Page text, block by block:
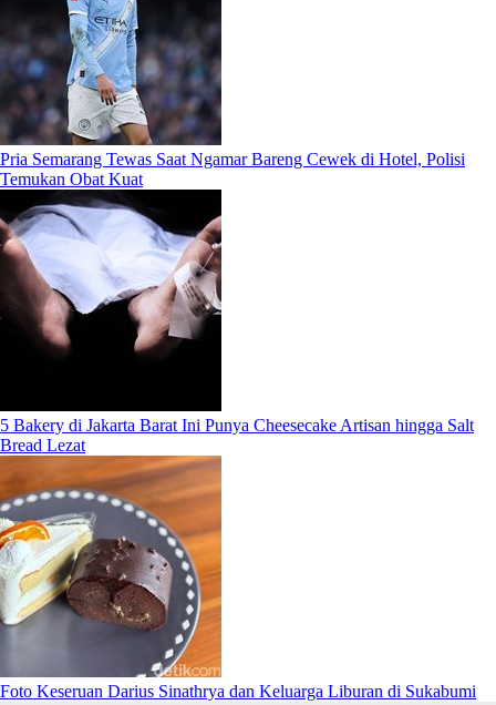
Pria Semarang Tewas Saat Ngamar Bareng Cewek di Hotel, Polisi
Temukan Obat Kuat
5 Bakery di Jakarta Barat Ini Punya Cheesecake Artisan hingga Salt
Bread Lezat
Foto Keseruan Darius Sinathrya dan Keluarga Liburan di Sukabumi